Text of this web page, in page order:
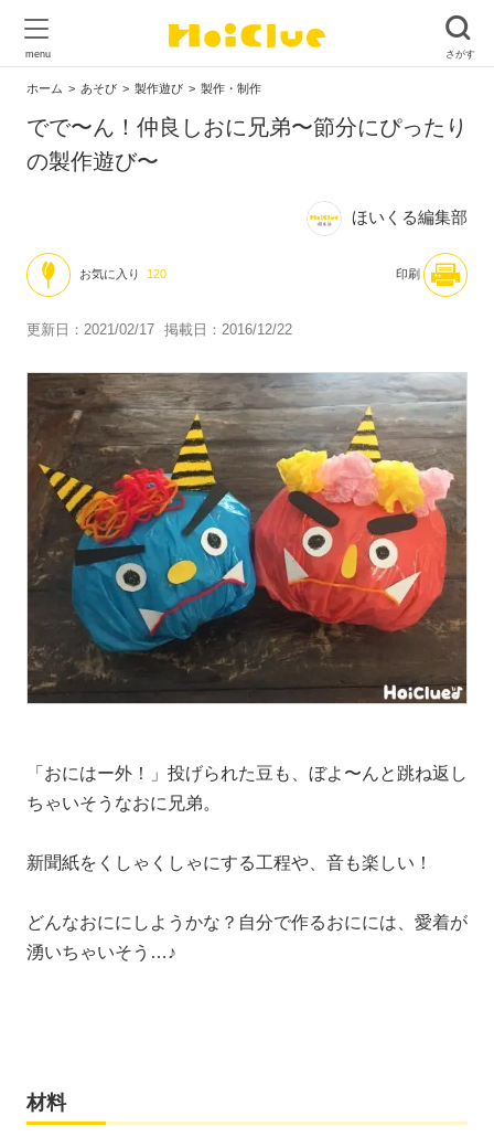
ホーム あそび 製作遊び 製作・制作
でで〜ん！仲良しおに兄弟〜節分にぴったり
の製作遊び〜
ほいくる編集部
お気に入り 120 印刷
更新日：2021/02/17 掲載日：2016/12/22
「おにはー外！」投げられた豆も、ぼよ〜んと跳ね返し
ちゃいそうなおに兄弟。
新聞紙をくしゃくしゃにする工程や、音も楽しい！
どんなおににしようかな？自分で作るおにには、愛着が
湧いちゃいそう…♪
材料